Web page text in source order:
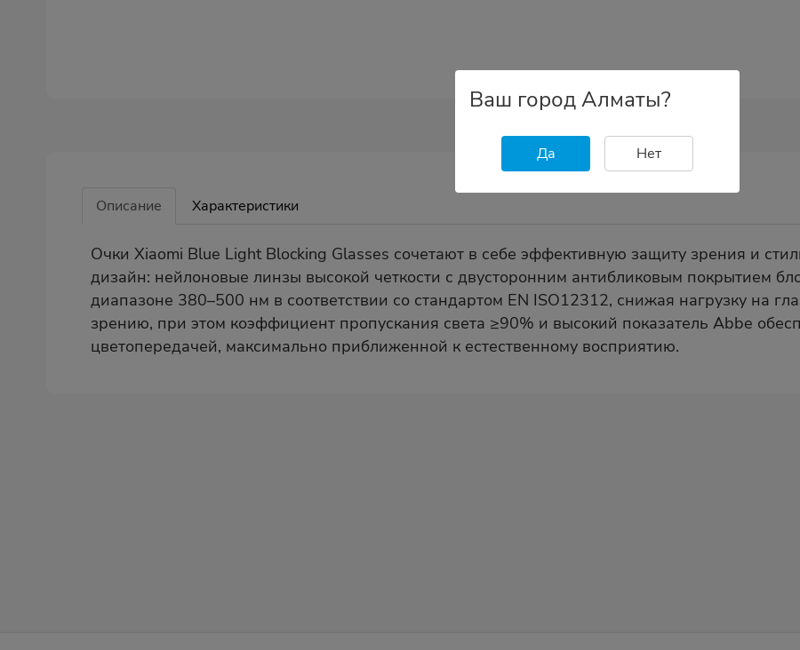
Описание Характеристики
Очки Xiaomi Blue Light Blocking Glasses сочетают в себе эффективную защиту зрения и
дизайн: нейлоновые линзы высокой четкости с двусторонним антибликовым покрытием
диапазоне 380–500 нм в соответствии со стандартом EN ISO12312, снижая нагрузку на
зрению, при этом коэффициент пропускания света ≥90% и высокий показатель Abbe
цветопередачей, максимально приближенной к естественному восприятию.
Ваш город Алматы?
Да Нет